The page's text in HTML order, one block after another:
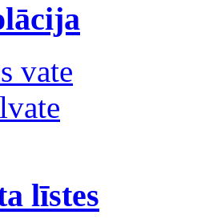
vate
līstes